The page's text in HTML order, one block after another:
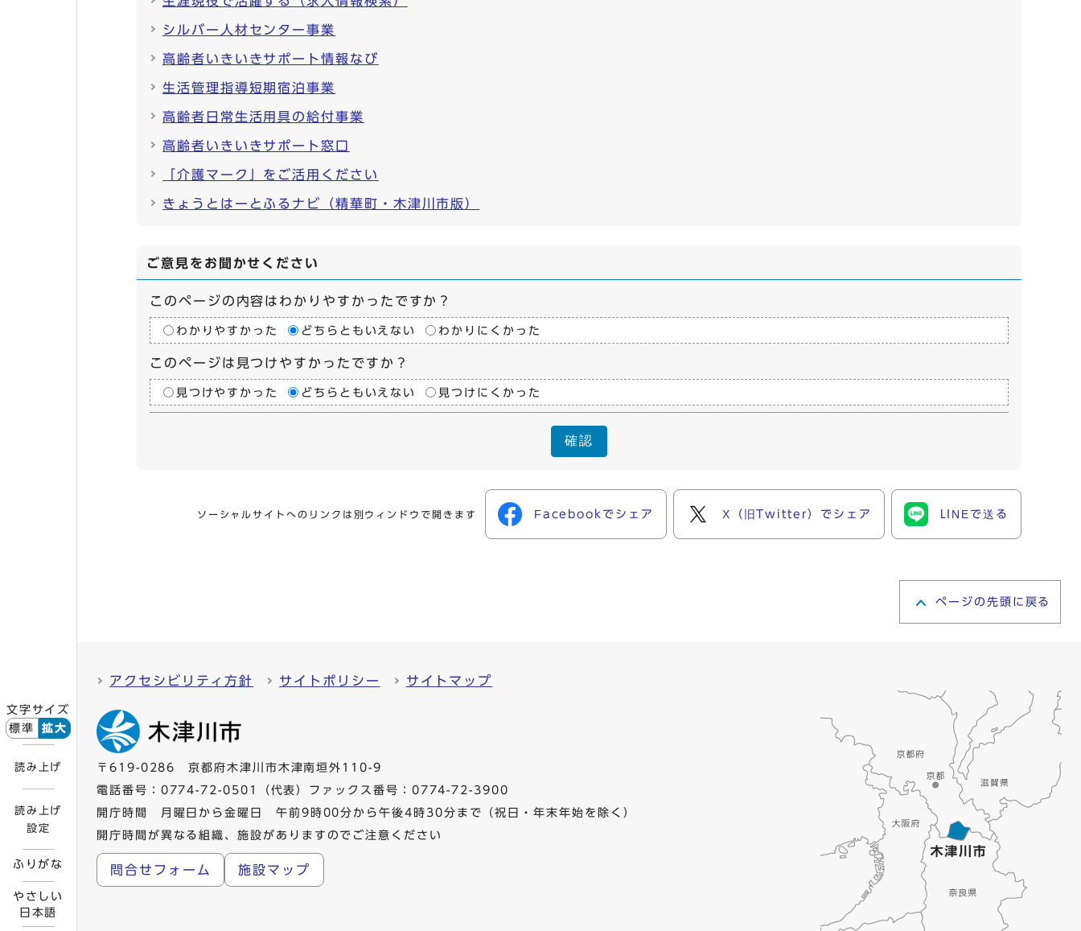
文字サイズ
標準
拡大
読み上げ
読み上げ
設定
ふりがな
やさしい
日本語
シルバー人材センター事業
高齢者いきいきサポート情報なび
生活管理指導短期宿泊事業
高齢者日常生活用具の給付事業
高齢者いきいきサポート窓口
「介護マーク」をご活用ください
きょうとはーとふるナビ（精華町・木津川市版）
ご意見をお聞かせください
このページの内容はわかりやすかったですか？
わかりやすかった どちらともいえない わかりにくかった
このページは見つけやすかったですか？
見つけやすかった どちらともいえない 見つけにくかった
確認
ソーシャルサイトへのリンクは別ウィンドウで開きます Facebookでシェア X（旧Twitter）でシェア LINEで送る
ページの先頭に戻る
アクセシビリティ方針 サイトポリシー サイトマップ
〒619-0286 京都府木津川市木津南垣外110-9
電話番号： 0774-72-0501
（代表）ファックス番号：0774-72-3900
開庁時間 月曜日から金曜日 午前9時00分から午後4時30分まで（祝日・年末年始を除く）
開庁時間が異なる組織、施設がありますのでご注意ください
問合せフォーム 施設マップ